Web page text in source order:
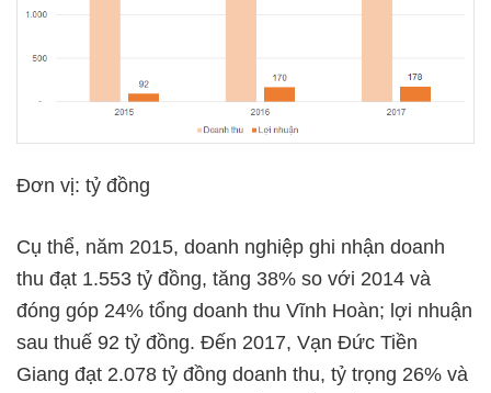
Đơn vị: tỷ đồng
Cụ thể, năm 2015, doanh nghiệp ghi nhận doanh
thu đạt 1.553 tỷ đồng, tăng 38% so với 2014 và
đóng góp 24% tổng doanh thu Vĩnh Hoàn; lợi nhuận
sau thuế 92 tỷ đồng. Đến 2017, Vạn Đức Tiền
Giang đạt 2.078 tỷ đồng doanh thu, tỷ trọng 26% và